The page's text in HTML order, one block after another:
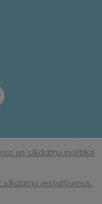
un sīkdatņu politika
sīkdatņu iestatījumus.